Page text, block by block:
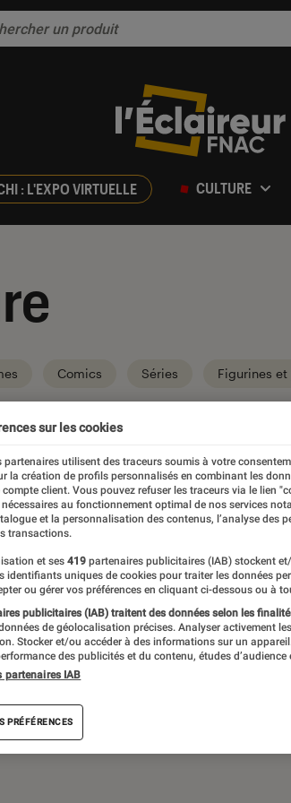
: L'EXPO VIRTUELLE CULTURE
Comics Séries Figurines et
société, jeux vidéos… Du suivi de
par les critiques et les articles
le meilleur de l’actualité pop
Disney+ Star Wars Apple TV+
sur les cookies
partenaires utilisent des traceurs soumis à votre
la création de profils personnalisés en combinant les
compte client. Vous pouvez refuser les traceurs via le lien
au fonctionnement optimal de nos services
et la personnalisation des contenus, l’analyse des
transactions.
et ses 419 partenaires publicitaires (IAB) stockent
identifiants uniques de cookies pour traiter les données
ou gérer vos préférences en cliquant ci-dessous ou à
publicitaires (IAB) traitent des données selon les
de géolocalisation précises. Analyser activement
Stocker et/ou accéder à des informations sur un
des publicités et du contenu, études d’audience
partenaires IAB
PRÉFÉRENCES